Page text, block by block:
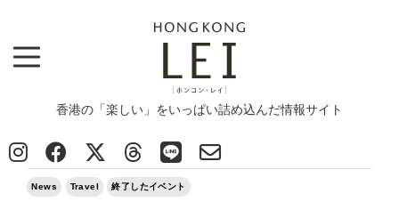
香港の「楽しい」をいっぱい詰め込んだ情報サイト
News
>
2025/08/16
News Travel 終了したイベント